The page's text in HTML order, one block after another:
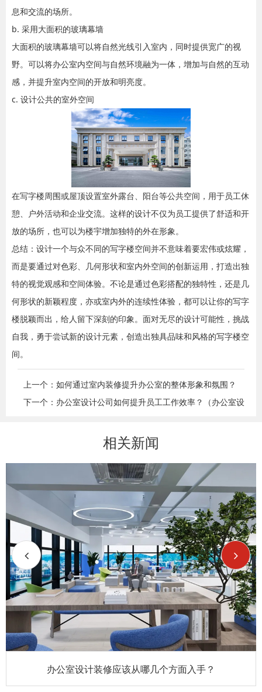
息和交流的场所。
b. 采用大面积的玻璃幕墙
大面积的玻璃幕墙可以将自然光线引入室内，同时提供宽广的视
野。可以将办公室内空间与自然环境融为一体，增加与自然的互动
感，并提升室内空间的开放和明亮度。
c. 设计公共的室外空间
在写字楼周围或屋顶设置室外露台、阳台等公共空间，用于员工休
憩、户外活动和企业交流。这样的设计不仅为员工提供了舒适和开
放的场所，也可以为楼宇增加独特的外在形象。
总结：设计一个与众不同的写字楼空间并不意味着要宏伟或炫耀，
而是要通过对色彩、几何形状和室内外空间的创新运用，打造出独
特的视觉观感和空间体验。不论是通过色彩搭配的独特性，还是几
何形状的新颖程度，亦或室内外的连续性体验，都可以让你的写字
楼脱颖而出，给人留下深刻的印象。面对无尽的设计可能性，挑战
自我，勇于尝试新的设计元素，创造出独具品味和风格的写字楼空
间。
上一个：如何通过室内装修提升办公室的整体形象和氛围？
下一个：办公室设计公司如何提升员工工作效率？（办公室设
相关新闻
办公室设计装修应该从哪几个方面入手？